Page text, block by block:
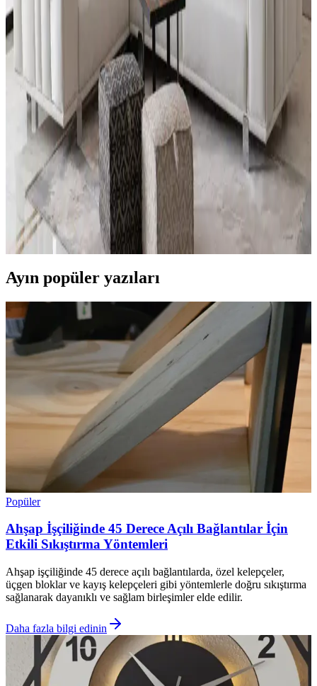
Modern ve fonksiyonel salon köşe dekorasyon ürünleriyle alanınızı
genişletin ve kişisel tarzınızı yansıtın. Trendler, renkler ve dekoratif
detaylar hakkında detaylı bilgiler burada.
Mutfak Oturma Grupları ve Dekorasyon
Seçenekleri: Modern ve Şık Çözümler
Mutfak oturma grubu seçimleri, alanın fonksiyonelliği ve estetiği
açısından önemlidir. Modern tasarımlar ve dekorasyon ipuçlarıyla
mutfağınızı şık ve kullanışlı hale getirebilirsiniz.
Alfa Köşe Takımı ile Modern Dekorasyonun En Şık
ve Fonksiyonel Çözümü
Alfa köşe takımları, modern tasarımı, fonksiyonelliği ve çeşitli fiyat
seçenekleriyle evinizde şıklık ve konforu bir arada sunar. Modüler
yapısı ve dayanıklı malzemeleriyle ideal oturma alanları sağlar.
Ayın popüler yazıları
Popüler
Ahşap İşçiliğinde 45 Derece Açılı Bağlantılar İçin
Etkili Sıkıştırma Yöntemleri
Ahşap işçiliğinde 45 derece açılı bağlantılarda, özel kelepçeler,
üçgen bloklar ve kayış kelepçeleri gibi yöntemlerle doğru sıkıştırma
sağlanarak dayanıklı ve sağlam birleşimler elde edilir.
Daha fazla bilgi edinin